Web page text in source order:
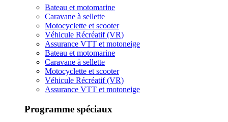
Bateau et motomarine
Caravane à sellette
Motocyclette et scooter
Véhicule Récréatif (VR)
Assurance VTT et motoneige
Bateau et motomarine
Caravane à sellette
Motocyclette et scooter
Véhicule Récréatif (VR)
Assurance VTT et motoneige
Programme spéciaux